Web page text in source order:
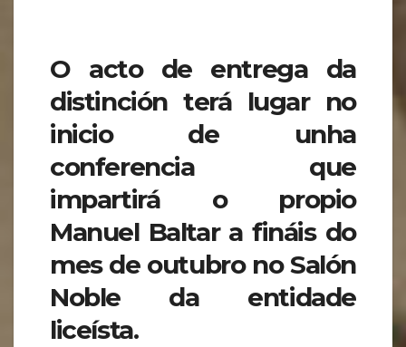
O acto de entrega da
distinción terá lugar no
inicio de unha
conferencia que
impartirá o propio
Manuel Baltar a fináis do
mes de outubro no Salón
Noble da entidade
liceísta.